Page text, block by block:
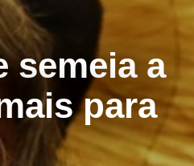
semeia a
para